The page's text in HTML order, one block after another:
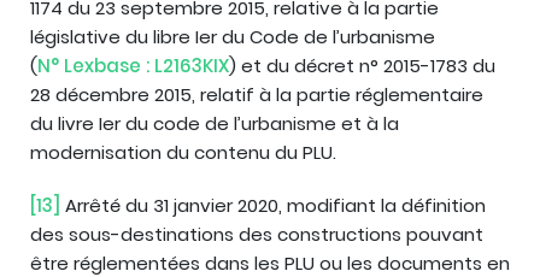
1174 du 23 septembre 2015, relative à la partie
législative du libre Ier du Code de l’urbanisme
(N° Lexbase : L2163KIX) et du décret n° 2015-1783 du
28 décembre 2015, relatif à la partie réglementaire
du livre Ier du code de l’urbanisme et à la
modernisation du contenu du PLU.
[13] Arrêté du 31 janvier 2020, modifiant la définition
des sous-destinations des constructions pouvant
être réglementées dans les PLU ou les documents en